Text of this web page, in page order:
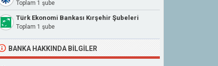
Toplam 1 şube
Türk Ekonomi Bankası Kırşehir Şubeleri
Toplam 1 şube
BANKA HAKKINDA BILGILER